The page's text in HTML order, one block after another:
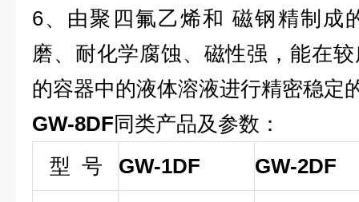
6、由聚四氟乙烯和 磁钢精制成
磨、耐化学腐蚀、磁性强，能在
的容器中的液体溶液进行精密稳定
GW-8DF同类产品及参数：
型 号
GW-1DF GW-2DF